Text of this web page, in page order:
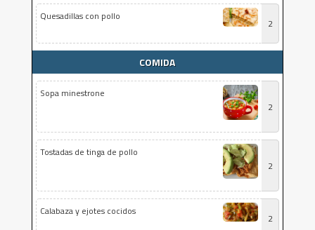
Quesadillas con pollo
2
COMIDA
Sopa minestrone
2
Tostadas de tinga de pollo
2
Calabaza y ejotes cocidos
2